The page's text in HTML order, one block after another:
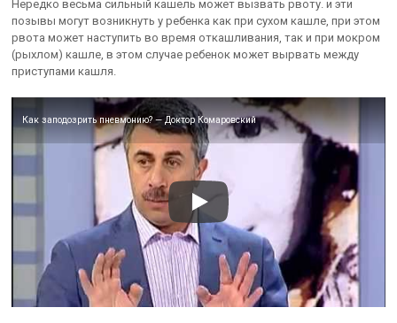
Нередко весьма сильный кашель может вызвать рвоту. и эти
позывы могут возникнуть у ребенка как при сухом кашле, при этом
рвота может наступить во время откашливания, так и при мокром
(рыхлом) кашле, в этом случае ребенок может вырвать между
приступами кашля.
Как заподозрить пневмонию? — Доктор Комаровский